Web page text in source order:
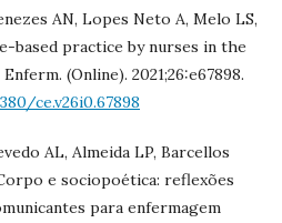
AN, Lopes Neto A, Melo LS,
based practice by nurses in the
(Online). 2021;26:e67898.
ce.v26i0.67898
AL, Almeida LP, Barcellos
e sociopoética: reflexões
para enfermagem